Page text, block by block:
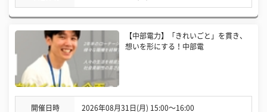
【中部電力】「きれいごと」を貫き、
想いを形にする！中部電
開催日時 2026年08月31日(月) 15:00〜16:00